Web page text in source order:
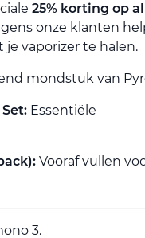
25% korting op
onze klanten
je vaporizer te halen.
mondstuk van
Essentiële
Vooraf vullen
3.